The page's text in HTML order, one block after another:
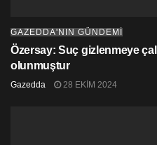
GAZEDDA'NIN GÜNDEMİ
Özersay: Suç gizlenmeye
olunmuştur
Gazedda 28 EKIM 2024